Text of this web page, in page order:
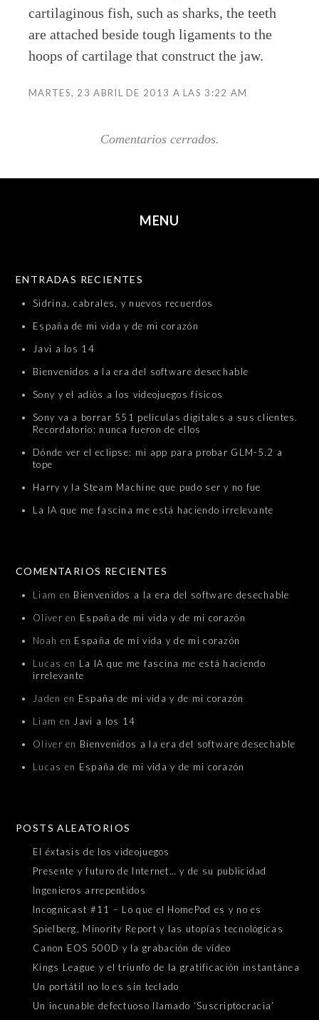
cartilaginous fish, such as sharks, the teeth
are attached beside tough ligaments to the
hoops of cartilage that construct the jaw.
MARTES, 23 ABRIL DE 2013 A LAS 3:22 AM
Comentarios cerrados.
MENU
ENTRADAS RECIENTES
Sidrina, cabrales, y nuevos recuerdos
España de mi vida y de mi corazón
Javi a los 14
Bienvenidos a la era del software desechable
Sony y el adiós a los videojuegos físicos
Sony va a borrar 551 películas digitales a sus clientes.
Recordatorio: nunca fueron de ellos
Dónde ver el eclipse: mi app para probar GLM-5.2 a
tope
Harry y la Steam Machine que pudo ser y no fue
La IA que me fascina me está haciendo irrelevante
COMENTARIOS RECIENTES
Liam en Bienvenidos a la era del software desechable
Oliver en España de mi vida y de mi corazón
Noah en España de mi vida y de mi corazón
Lucas en La IA que me fascina me está haciendo
irrelevante
Jaden en España de mi vida y de mi corazón
Liam en Javi a los 14
Oliver en Bienvenidos a la era del software desechable
Lucas en España de mi vida y de mi corazón
POSTS ALEATORIOS
El éxtasis de los videojuegos
Presente y futuro de Internet… y de su publicidad
Ingenieros arrepentidos
Incognicast #11 – Lo que el HomePod es y no es
Spielberg, Minority Report y las utopías tecnológicas
Canon EOS 500D y la grabación de vídeo
Kings League y el triunfo de la gratificación instantánea
Un portátil no lo es sin teclado
Un incunable defectuoso llamado ‘Suscriptocracia’